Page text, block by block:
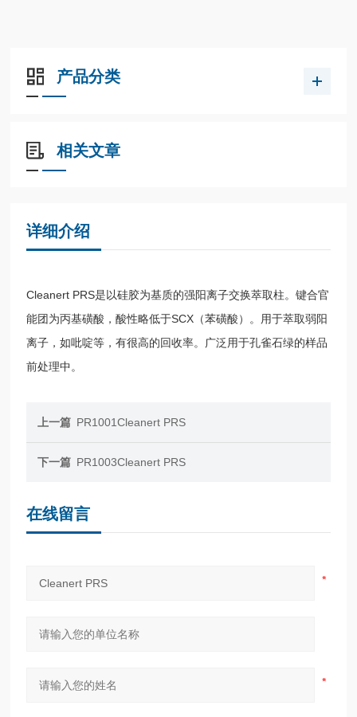
产品分类
相关文章
详细介绍
Cleanert PRS是以硅胶为基质的强阳离子交换萃取柱。键合官
能团为丙基磺酸，酸性略低于SCX（苯磺酸）。用于萃取弱阳
离子，如吡啶等，有很高的回收率。广泛用于孔雀石绿的样品
前处理中。
上一篇 PR1001Cleanert PRS
下一篇 PR1003Cleanert PRS
在线留言